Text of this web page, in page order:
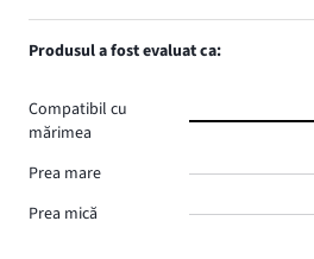
Produsul a fost evaluat ca:
Compatibil cu
mărimea
Prea mare
Prea mică